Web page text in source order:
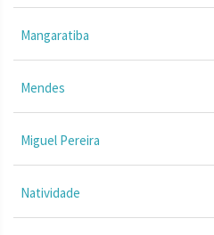
Mangaratiba
Mendes
Miguel Pereira
Natividade